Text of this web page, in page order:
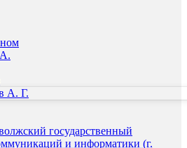
А. Г.
государственный
и информатики (г.